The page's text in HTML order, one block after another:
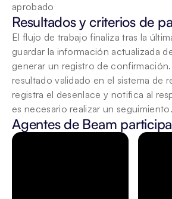
aprobado
Resultados y criterios de
El flujo de trabajo finaliza tras la
guardar la información actualizada
generar un registro de
resultado validado en el sistema de
registra el desenlace y notifica al
es necesario realizar un seguimiento.
Agentes de Beam